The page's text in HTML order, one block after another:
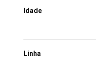
Idade
Linha